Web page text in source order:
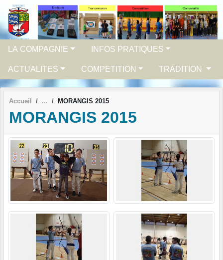
LA COMPAGNIE INFOS PRATIQUES
ACTUALITES COMPETITION TRADITION
Accueil MORANGIS 2015
MORANGIS 2015
Panneau de gestion des cookies